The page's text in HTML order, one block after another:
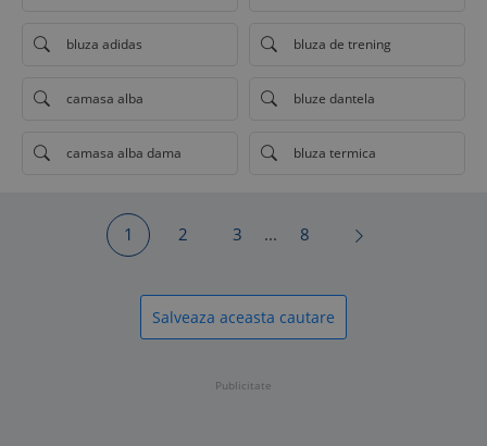
bluza adidas bluza de trening
camasa alba bluze dantela
camasa alba dama bluza termica
1 2 3 ... 8
Salveaza aceasta cautare
Publicitate